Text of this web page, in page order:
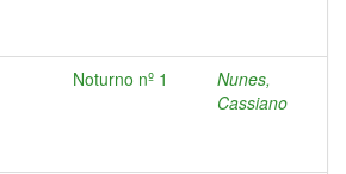
Noturno nº 1
Nunes,
Cassiano